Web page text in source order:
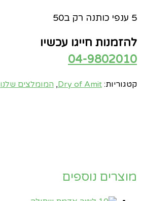
5 ענפי כותנה רק ב50
להזמנות חייגו עכשיו
04-9802010
קטגוריות: Dry of Amit
, המומלצים שלנו
מוצרים נוספים